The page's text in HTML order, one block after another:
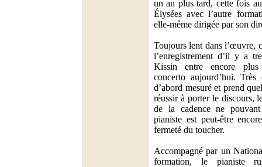
un an plus tard, cette fois
Élysées avec l’autre
elle-même dirigée par son
Toujours lent dans l’œuvre,
l’enregistrement d’il y a
Kissin entre encore
concerto aujourd’hui.
d’abord mesuré et prend
réussir à porter le discours,
de la cadence ne
pianiste est peut-être
fermeté du toucher.
Accompagné par un
formation, le pianiste